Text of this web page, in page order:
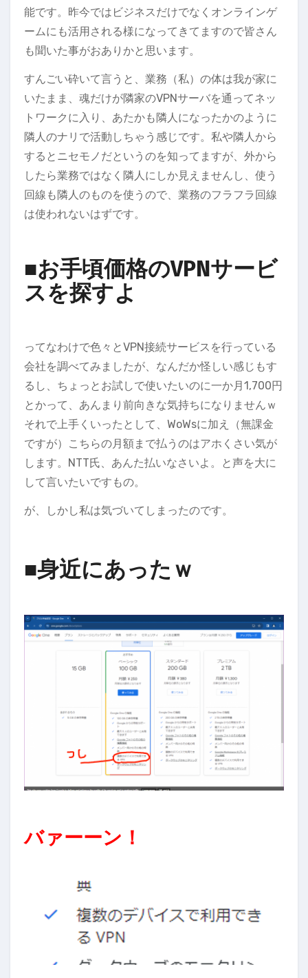
能です。昨今ではビジネスだけでなくオンラインゲ
ームにも活用される様になってきてますので皆さん
も聞いた事がおありかと思います。
すんごい砕いて言うと、業務（私）の体は我が家に
いたまま、魂だけが隣家のVPNサーバを通ってネッ
トワークに入り、あたかも隣人になったかのように
隣人のナリで活動しちゃう感じです。私や隣人から
するとニセモノだというのを知ってますが、外から
したら業務ではなく隣人にしか見えませんし、使う
回線も隣人のものを使うので、業務のフラフラ回線
は使われないはずです。
■お手頃価格のVPNサービ
スを探すよ
ってなわけで色々とVPN接続サービスを行っている
会社を調べてみましたが、なんだか怪しい感じもす
るし、ちょっとお試しで使いたいのに一か月1,700円
とかって、あんまり前向きな気持ちになりませんｗ
それで上手くいったとして、WoWsに加え（無課金
ですが）こちらの月額まで払うのはアホくさい気が
します。NTT氏、あんた払いなさいよ。と声を大に
して言いたいですもの。
が、しかし私は気づいてしまったのです。
■身近にあったｗ
バァーーン！